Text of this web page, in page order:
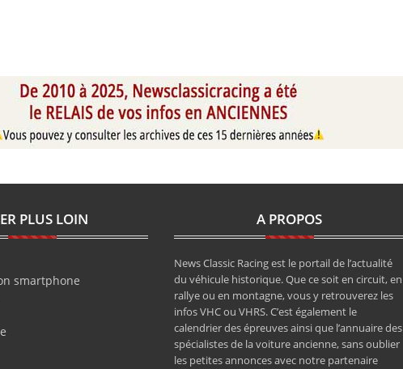
PLUS LOIN
smartphone
A PROPOS
News Classic Racing est le portail de l’actualité
du véhicule historique. Que ce soit en circuit, en
rallye ou en montagne, vous y retrouverez les
infos VHC ou VHRS. C’est également le
calendrier des épreuves ainsi que l’annuaire des
spécialistes de la voiture ancienne, sans oublier
les petites annonces avec notre partenaire